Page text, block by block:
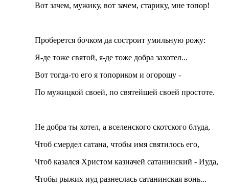
Вот зачем, мужику, вот зачем, старику, мне топор!
Проберется бочком да состроит умильную рожу:
Я-де тоже святой, я-де тоже добра захотел...
Вот тогда-то его я топориком и огорошу -
По мужицкой своей, по святейшей своей простоте.
Не добра ты хотел, а вселенского скотского блуда,
Чтоб смердел сатана, чтобы имя святилось его,
Чтоб казался Христом казначей сатанинский - Иуда,
Чтобы рыжих иуд разнеслась сатанинская вонь...